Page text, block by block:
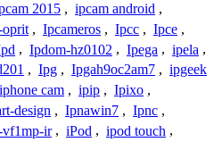
2015 , ipcam android ,
oprit , Ipcameros , Ipcc , Ipce ,
, Ipdom-hz0102 , Ipega , ipela ,
, Ipg , Ipgah9oc2am7 , ipgeek
iphone cam , ipip , Ipixo ,
design , Ipnawin7 , Ipnc ,
vf1mp-ir , iPod , ipod touch ,